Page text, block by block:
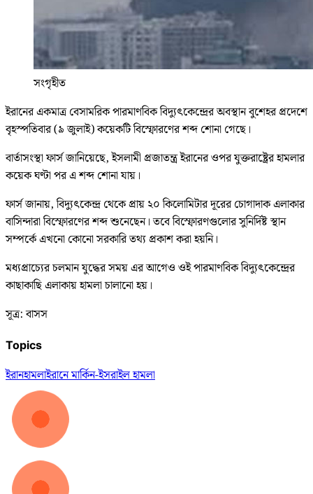
সংগৃহীত
ইরানের একমাত্র বেসামরিক পারমাণবিক বিদ্যুৎকেন্দ্রের অবস্থান বুশেহর প্রদেশে
বৃহস্পতিবার (৯ জুলাই) কয়েকটি বিস্ফোরণের শব্দ শোনা গেছে।
বার্তাসংস্থা ফার্স জানিয়েছে, ইসলামী প্রজাতন্ত্র ইরানের ওপর যুক্তরাষ্ট্রের হামলার
কয়েক ঘণ্টা পর এ শব্দ শোনা যায়।
ফার্স জানায়, বিদ্যুৎকেন্দ্র থেকে প্রায় ২০ কিলোমিটার দূরের চোগাদাক এলাকার
বাসিন্দারা বিস্ফোরণের শব্দ শুনেছেন। তবে বিস্ফোরণগুলোর সুনির্দিষ্ট স্থান
সম্পর্কে এখনো কোনো সরকারি তথ্য প্রকাশ করা হয়নি।
মধ্যপ্রাচ্যের চলমান যুদ্ধের সময় এর আগেও ওই পারমাণবিক বিদ্যুৎকেন্দ্রের
কাছাকাছি এলাকায় হামলা চালানো হয়।
সূত্র: বাসস
Topics
ইরানহামলাইরানে মার্কিন-ইসরাইল হামলা